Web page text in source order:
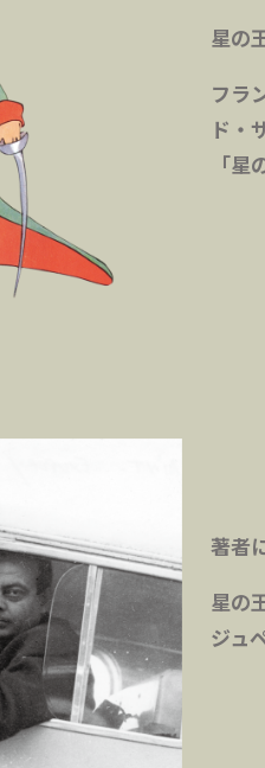
星の
フラ
ド・
「
著者
星の
ジュ